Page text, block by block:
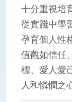
十分重視培
從實踐中學
孕育個人性
值觀如信任
標、愛人愛
人和憐憫之